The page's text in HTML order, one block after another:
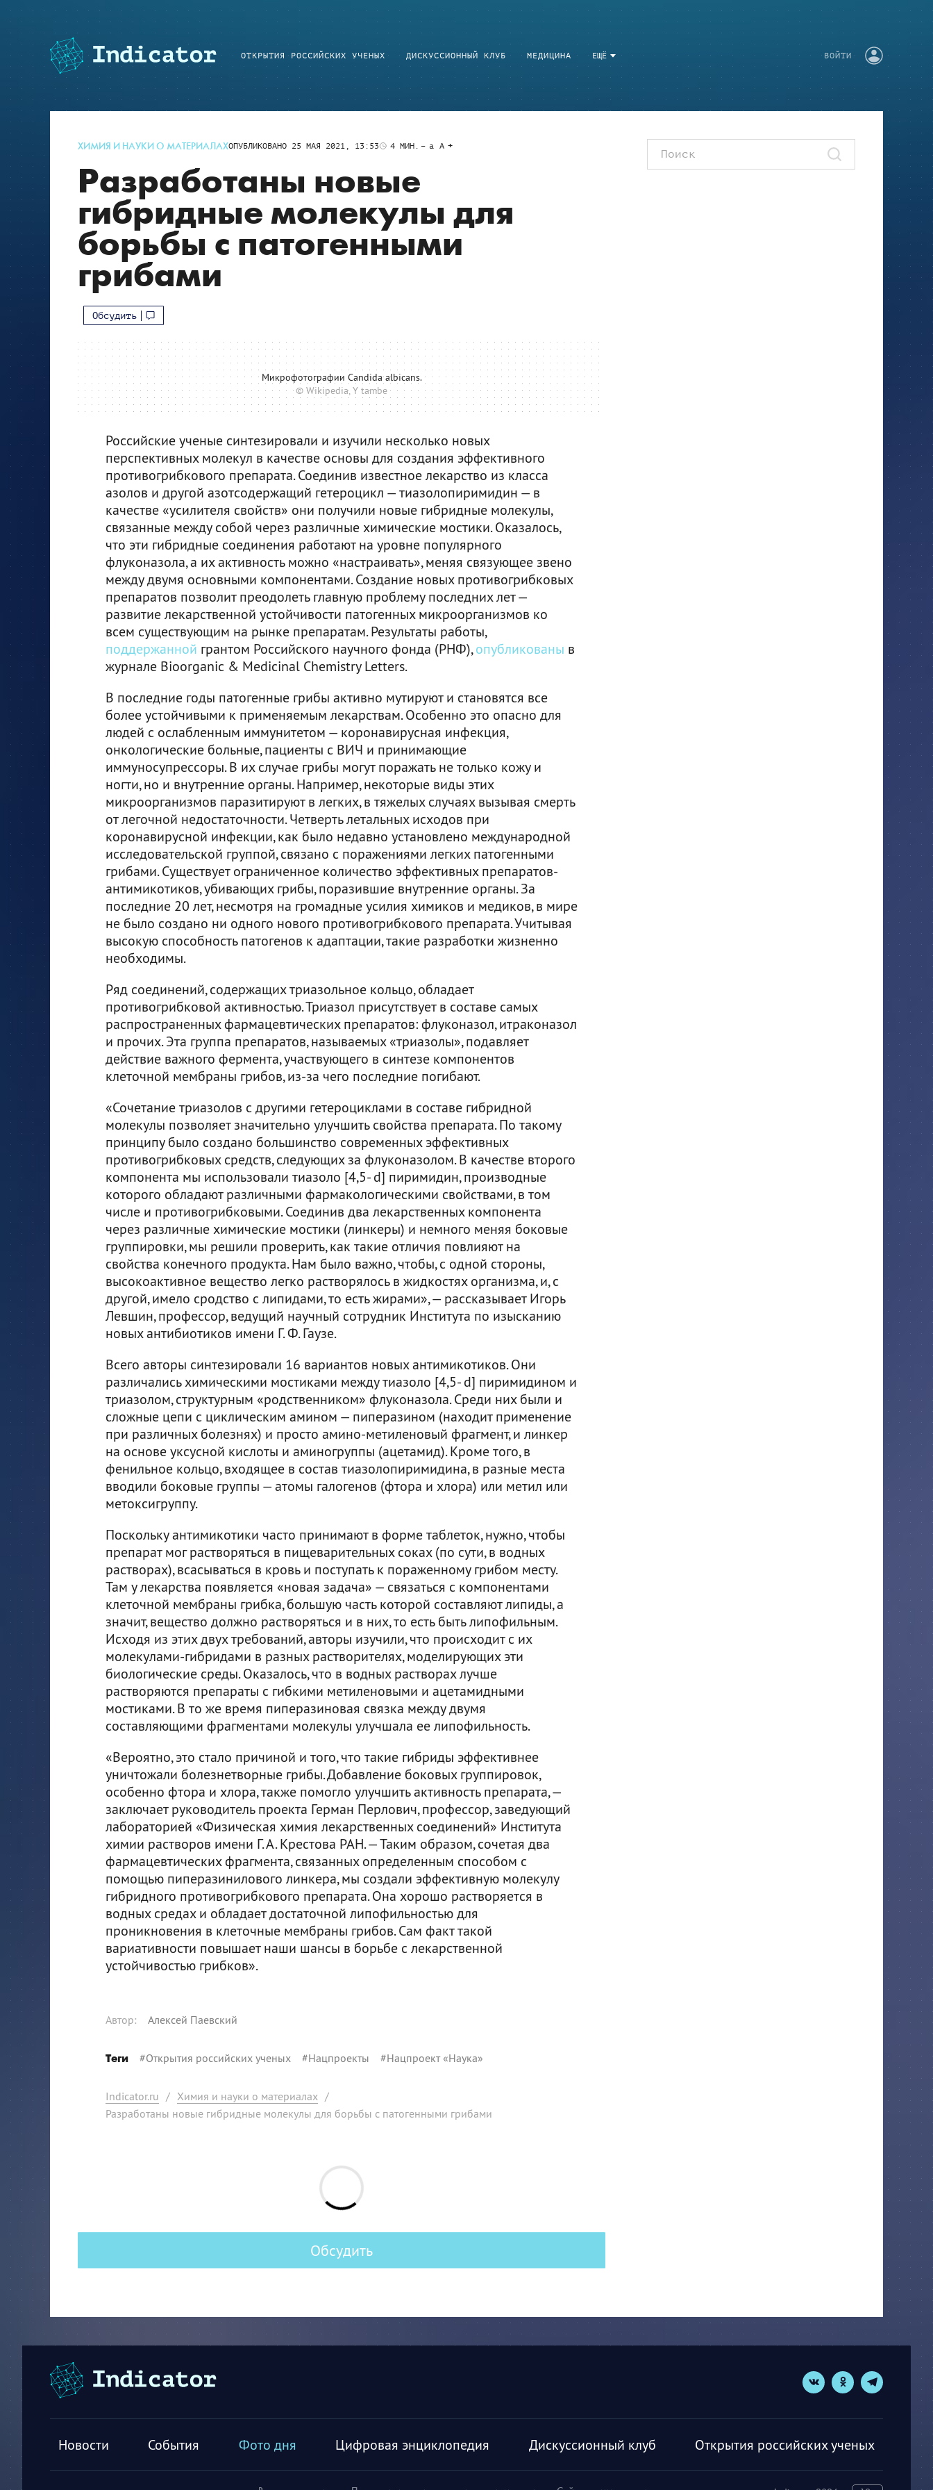
ЕЩЁ
ОТКРЫТИЯ РОССИЙСКИХ УЧЕНЫХ ДИСКУССИОННЫЙ КЛУБ МЕДИЦИНА ВОЙТИ
ХИМИЯ И НАУКИ О МАТЕРИАЛАХОПУБЛИКОВАНО 25 МАЯ 2021, 13:53 4 МИН. a A
Разработаны новые
гибридные молекулы для
борьбы с патогенными
грибами
Обсудить
Микрофотографии Candida albicans.
© Wikipedia, Y tambe
Российские ученые синтезировали и изучили несколько новых
перспективных молекул в качестве основы для создания эффективного
противогрибкового препарата. Соединив известное лекарство из класса
азолов и другой азотсодержащий гетероцикл — тиазолопиримидин — в
качестве «усилителя свойств» они получили новые гибридные молекулы,
связанные между собой через различные химические мостики. Оказалось,
что эти гибридные соединения работают на уровне популярного
флуконазола, а их активность можно «настраивать», меняя связующее звено
между двумя основными компонентами. Создание новых противогрибковых
препаратов позволит преодолеть главную проблему последних лет —
развитие лекарственной устойчивости патогенных микроорганизмов ко
всем существующим на рынке препаратам. Результаты работы,
поддержанной грантом Российского научного фонда (РНФ),опубликованы в
журнале Bioorganic & Medicinal Chemistry Letters.
В последние годы патогенные грибы активно мутируют и становятся все
более устойчивыми к применяемым лекарствам. Особенно это опасно для
людей с ослабленным иммунитетом — коронавирусная инфекция,
онкологические больные, пациенты с ВИЧ и принимающие
иммуносупрессоры. В их случае грибы могут поражать не только кожу и
ногти, но и внутренние органы. Например, некоторые виды этих
микроорганизмов паразитируют в легких, в тяжелых случаях вызывая смерть
от легочной недостаточности. Четверть летальных исходов при
коронавирусной инфекции, как было недавно установлено международной
исследовательской группой, связано с поражениями легких патогенными
грибами. Существует ограниченное количество эффективных препаратов-
антимикотиков, убивающих грибы, поразившие внутренние органы. За
последние 20 лет, несмотря на громадные усилия химиков и медиков, в мире
не было создано ни одного нового противогрибкового препарата. Учитывая
высокую способность патогенов к адаптации, такие разработки жизненно
необходимы.
Ряд соединений, содержащих триазольное кольцо, обладает
противогрибковой активностью. Триазол присутствует в составе самых
распространенных фармацевтических препаратов: флуконазол, итраконазол
и прочих. Эта группа препаратов, называемых «триазолы», подавляет
действие важного фермента, участвующего в синтезе компонентов
клеточной мембраны грибов, из-за чего последние погибают.
«Сочетание триазолов с другими гетероциклами в составе гибридной
молекулы позволяет значительно улучшить свойства препарата. По такому
принципу было создано большинство современных эффективных
противогрибковых средств, следующих за флуконазолом. В качестве второго
компонента мы использовали тиазоло [4,5- d] пиримидин, производные
которого обладают различными фармакологическими свойствами, в том
числе и противогрибковыми. Соединив два лекарственных компонента
через различные химические мостики (линкеры) и немного меняя боковые
группировки, мы решили проверить, как такие отличия повлияют на
свойства конечного продукта. Нам было важно, чтобы, с одной стороны,
высокоактивное вещество легко растворялось в жидкостях организма, и, с
другой, имело сродство с липидами, то есть жирами», — рассказывает Игорь
Левшин, профессор, ведущий научный сотрудник Института по изысканию
новых антибиотиков имени Г. Ф. Гаузе.
Всего авторы синтезировали 16 вариантов новых антимикотиков. Они
различались химическими мостиками между тиазоло [4,5- d] пиримидином и
триазолом, структурным «родственником» флуконазола. Среди них были и
сложные цепи с циклическим амином — пиперазином (находит применение
при различных болезнях) и просто амино-метиленовый фрагмент, и линкер
на основе уксусной кислоты и аминогруппы (ацетамид). Кроме того, в
фенильное кольцо, входящее в состав тиазолопиримидина, в разные места
вводили боковые группы — атомы галогенов (фтора и хлора) или метил или
метоксигруппу.
Поскольку антимикотики часто принимают в форме таблеток, нужно, чтобы
препарат мог растворяться в пищеварительных соках (по сути, в водных
растворах), всасываться в кровь и поступать к пораженному грибом месту.
Там у лекарства появляется «новая задача» — связаться с компонентами
клеточной мембраны грибка, большую часть которой составляют липиды, а
значит, вещество должно растворяться и в них, то есть быть липофильным.
Исходя из этих двух требований, авторы изучили, что происходит с их
молекулами-гибридами в разных растворителях, моделирующих эти
биологические среды. Оказалось, что в водных растворах лучше
растворяются препараты с гибкими метиленовыми и ацетамидными
мостиками. В то же время пиперазиновая связка между двумя
составляющими фрагментами молекулы улучшала ее липофильность.
«Вероятно, это стало причиной и того, что такие гибриды эффективнее
уничтожали болезнетворные грибы. Добавление боковых группировок,
особенно фтора и хлора, также помогло улучшить активность препарата, —
заключает руководитель проекта Герман Перлович, профессор, заведующий
лабораторией «Физическая химия лекарственных соединений» Института
химии растворов имени Г. А. Крестова РАН. — Таким образом, сочетая два
фармацевтических фрагмента, связанных определенным способом с
помощью пиперазинилового линкера, мы создали эффективную молекулу
гибридного противогрибкового препарата. Она хорошо растворяется в
водных средах и обладает достаточной липофильностью для
проникновения в клеточные мембраны грибов. Сам факт такой
вариативности повышает наши шансы в борьбе с лекарственной
устойчивостью грибков».
Автор: Алексей Паевский
Теги #Открытия российских ученых #Нацпроекты #Нацпроект «Наука»
Indicator.ru / Химия и науки о материалах /
Разработаны новые гибридные молекулы для борьбы с патогенными грибами
Обсудить
Новости События Фото дня Цифровая энциклопедия Дискуссионный клуб Открытия российских ученых